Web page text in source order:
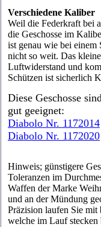
Verschiedene Kaliber
Weil die Federkraft bei
die Geschosse im
ist genau wie bei
nicht so weit. Das
Luftwiderstand und
Schützen ist
Diese Geschosse
gut geeignet:
Diabolo Nr. 1172014
Diabolo Nr. 1172020
Hinweis; günstigere
Toleranzen im
Waffen der Marke
und an der Mündung
Präzision laufen Sie mit
welche im Lauf stecken